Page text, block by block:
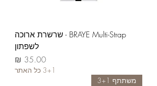
BRAYE Multi-Strap - שרשרת ארוכה
לשפתון
السعر
3+1 כל האתר
משתתף 3+1